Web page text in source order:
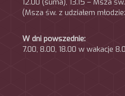
(Msza św. z udziałem
W dni powszednie:
7.00, 8.00, 18.00 w wakacje